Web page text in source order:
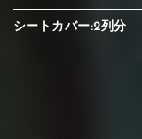
シートカバー:2列分